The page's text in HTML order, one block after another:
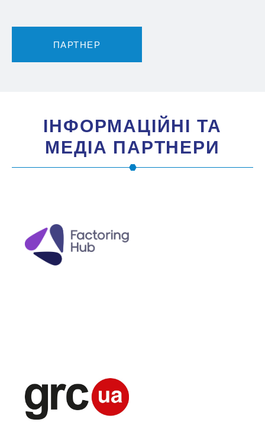
ПАРТНЕР
IНФОРМАЦIЙНI ТА
МЕДIА ПАРТНЕРИ